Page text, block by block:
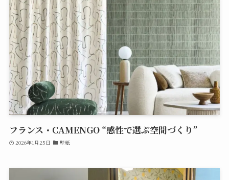
フランス・CAMENGO “感性で選ぶ空間づくり”
2026年1月25日 壁紙